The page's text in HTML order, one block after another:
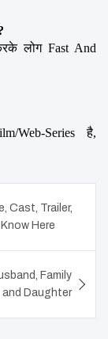
लोग Fast And
Web-Series  है,
Cast, Trailer,
Here
Family
and Daughter